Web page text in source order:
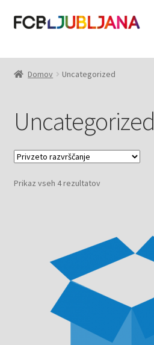
Skip
Skip
Domov
Košarica
Domov Uncategorized
Uncategorized
Prikaz vseh 4 rezultatov